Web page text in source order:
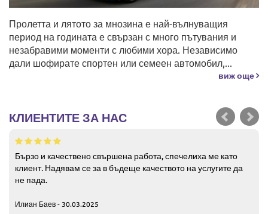
Пролетта и лятото за мнозина е най-вълнуващия
период на годината е свързан с много пътувания и
незабравими моменти с любими хора. Независимо
дали шофирате спортен или семеен автомобил,...
виж още
КЛИЕНТИТЕ ЗА НАС
Бързо и качествено свършена работа, спечелиха ме като
клиент. Надявам се за в бъдеще качеството на услугите да
не пада.
Илиан Баев - 30.03.2025